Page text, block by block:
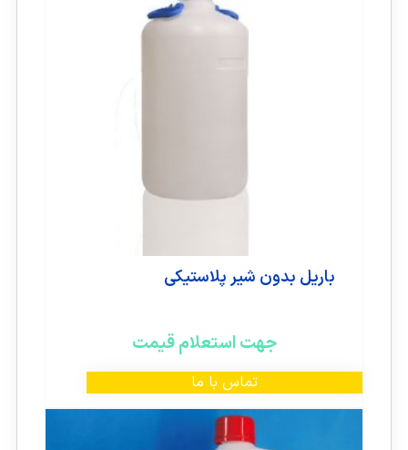
باریل بدون شیر پلاستیکی
جهت استعلام قیمت
تماس با ما